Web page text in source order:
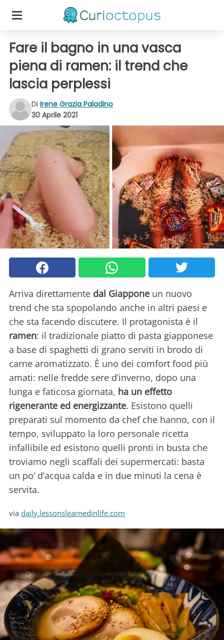
Fare il bagno in una vasca
piena di ramen: il trend che
lascia perplessi
Di Irene Grazia Paladino
30 Aprile 2021
Arriva direttamente dal Giappone un nuovo
trend che sta spopolando anche in altri paesi e
che sta facendo discutere. Il protagonista è il
ramen: il tradizionale piatto di pasta giapponese
a base di spaghetti di grano serviti in brodo di
carne aromatizzato. È uno dei comfort food più
amati: nelle fredde sere d’inverno, dopo una
lunga e faticosa giornata, ha un effetto
rigenerante ed energizzante. Esistono quelli
preparati sul momento da chef che hanno, con il
tempo, sviluppato la loro personale ricetta
infallibile ed esistono quelli pronti in busta che
troviamo negli scaffali dei supermercati: basta
un po’ d’acqua calda e in due minuti la cena è
servita.
via daily.lessonslearnedinlife.com